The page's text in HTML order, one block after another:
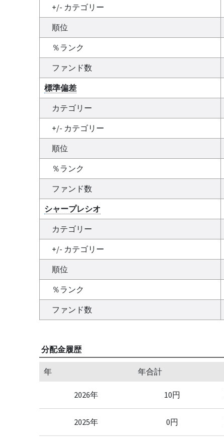
+/- カテゴリー
順位
％ランク
ファンド数
標準偏差
カテゴリー
+/- カテゴリー
順位
％ランク
ファンド数
シャープレシオ
カテゴリー
+/- カテゴリー
順位
％ランク
ファンド数
分配金履歴
年 年合計
2026年 10円
2025年 0円